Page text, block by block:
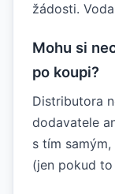
žádosti. Voda
Mohu si
po koupi?
Distributora
dodavatele
s tím
(jen pokud